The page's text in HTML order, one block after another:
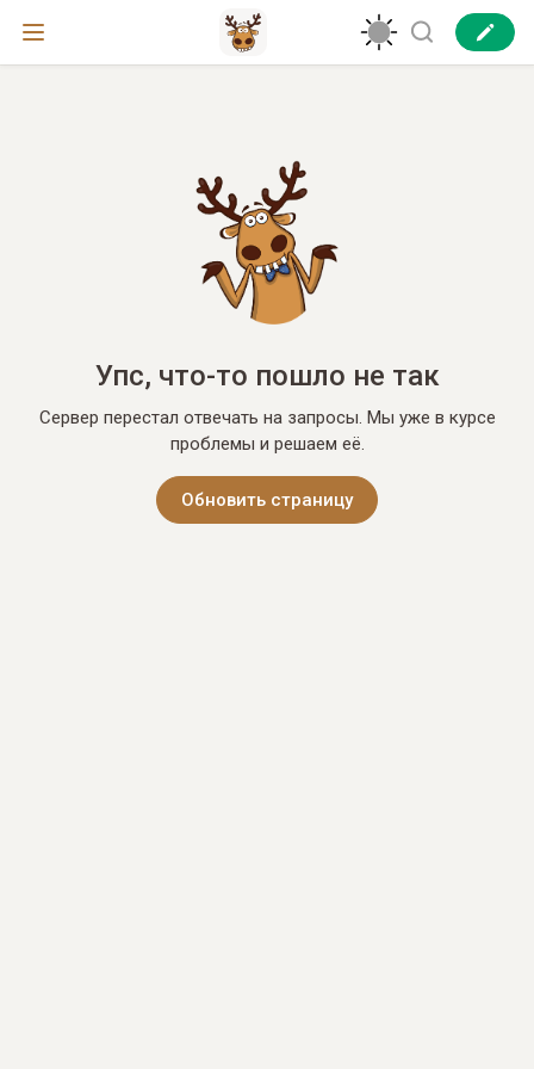
Упс, что-то пошло не так
Сервер перестал отвечать на запросы. Мы уже в курсе
проблемы и решаем её.
Обновить страницу